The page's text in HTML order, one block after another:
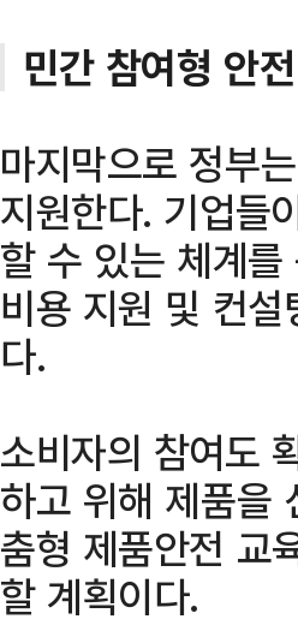
민간 참여형 안
마지막으로 정부
지원한다. 기업들
할 수 있는 체계
비용 지원 및 컨
다.
소비자의 참여도
하고 위해 제품을
춤형 제품안전 교
할 계획이다.